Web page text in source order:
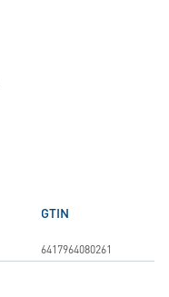
GTIN
6417964080261